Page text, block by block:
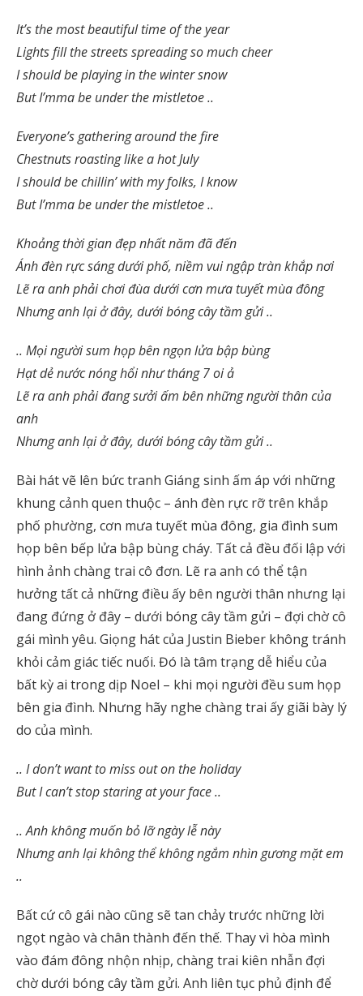
It’s the most beautiful time of the year
Lights fill the streets spreading so much cheer
I should be playing in the winter snow
But I’mma be under the mistletoe ..
Everyone’s gathering around the fire
Chestnuts roasting like a hot July
I should be chillin’ with my folks, I know
But I’mma be under the mistletoe ..
Khoảng thời gian đẹp nhất năm đã đến
Ánh đèn rực sáng dưới phố, niềm vui ngập tràn khắp nơi
Lẽ ra anh phải chơi đùa dưới cơn mưa tuyết mùa đông
Nhưng anh lại ở đây, dưới bóng cây tầm gửi ..
.. Mọi người sum họp bên ngọn lửa bập bùng
Hạt dẻ nước nóng hổi như tháng 7 oi ả
Lẽ ra anh phải đang sưởi ấm bên những người thân của
anh
Nhưng anh lại ở đây, dưới bóng cây tầm gửi ..
Bài hát vẽ lên bức tranh Giáng sinh ấm áp với những
khung cảnh quen thuộc – ánh đèn rực rỡ trên khắp
phố phường, cơn mưa tuyết mùa đông, gia đình sum
họp bên bếp lửa bập bùng cháy. Tất cả đều đối lập với
hình ảnh chàng trai cô đơn. Lẽ ra anh có thể tận
hưởng tất cả những điều ấy bên người thân nhưng lại
đang đứng ở đây – dưới bóng cây tầm gửi – đợi chờ cô
gái mình yêu. Giọng hát của Justin Bieber không tránh
khỏi cảm giác tiếc nuối. Đó là tâm trạng dễ hiểu của
bất kỳ ai trong dịp Noel – khi mọi người đều sum họp
bên gia đình. Nhưng hãy nghe chàng trai ấy giãi bày lý
do của mình.
.. I don’t want to miss out on the holiday
But I can’t stop staring at your face ..
.. Anh không muốn bỏ lỡ ngày lễ này
Nhưng anh lại không thể không ngắm nhìn gương mặt em
..
Bất cứ cô gái nào cũng sẽ tan chảy trước những lời
ngọt ngào và chân thành đến thế. Thay vì hòa mình
vào đám đông nhộn nhịp, chàng trai kiên nhẫn đợi
chờ dưới bóng cây tầm gửi. Anh liên tục phủ định để